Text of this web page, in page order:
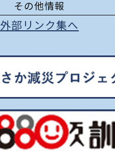
その他情報
外部リンク集へ